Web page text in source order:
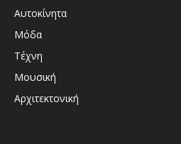
Αυτοκίνητα
Μόδα
Τέχνη
Μουσική
Αρχιτεκτονική